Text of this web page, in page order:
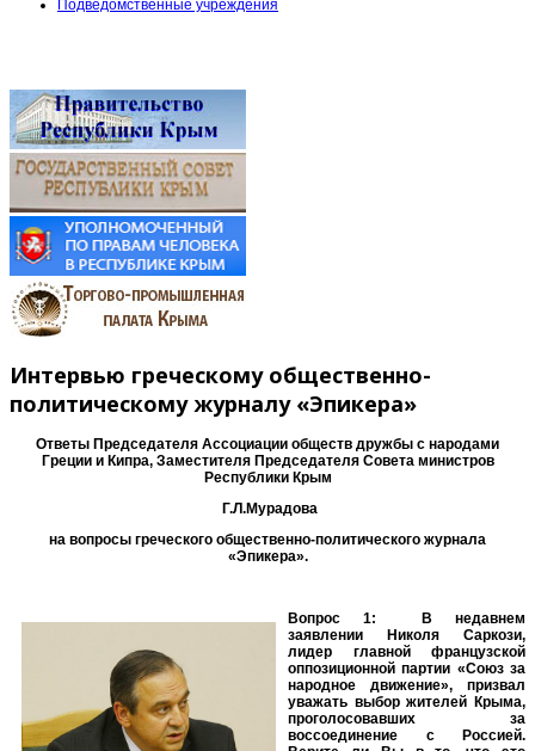
Подведомственные учреждения
Интервью греческому общественно-
политическому журналу «Эпикера»
Ответы Председателя Ассоциации обществ дружбы с народами
Греции и Кипра, Заместителя Председателя Совета министров
Республики Крым
Г.Л.Мурадова
на вопросы греческого общественно-политического журнала
«Эпикера».
Вопрос 1: В недавнем
заявлении Николя Саркози,
лидер главной французской
оппозиционной партии «Союз за
народное движение», призвал
уважать выбор жителей Крыма,
проголосовавших за
воссоединение с Россией.